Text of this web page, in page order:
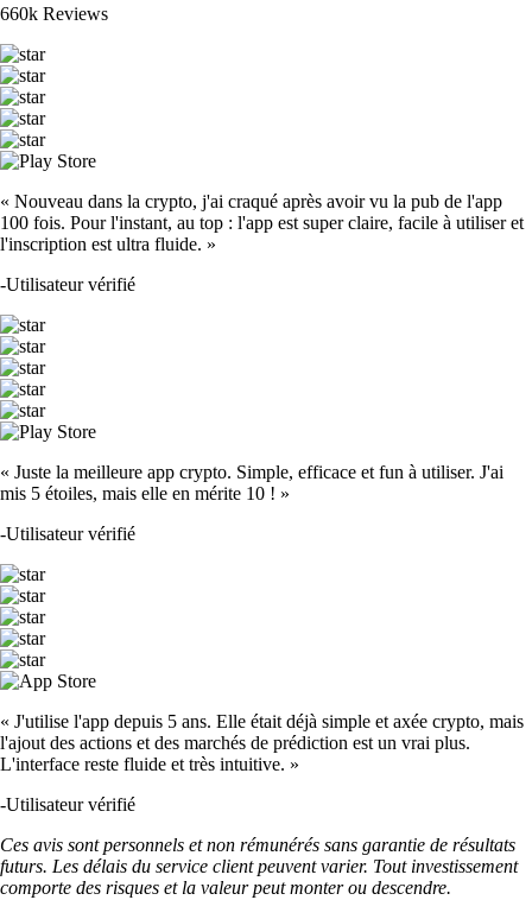
660k Reviews
« Nouveau dans la crypto, j'ai craqué après avoir vu la pub de l'app
100 fois. Pour l'instant, au top : l'app est super claire, facile à utiliser et
l'inscription est ultra fluide. »
-Utilisateur vérifié
« Juste la meilleure app crypto. Simple, efficace et fun à utiliser. J'ai
mis 5 étoiles, mais elle en mérite 10 ! »
-Utilisateur vérifié
« J'utilise l'app depuis 5 ans. Elle était déjà simple et axée crypto, mais
l'ajout des actions et des marchés de prédiction est un vrai plus.
L'interface reste fluide et très intuitive. »
-Utilisateur vérifié
Ces avis sont personnels et non rémunérés sans garantie de résultats
futurs. Les délais du service client peuvent varier. Tout investissement
comporte des risques et la valeur peut monter ou descendre.